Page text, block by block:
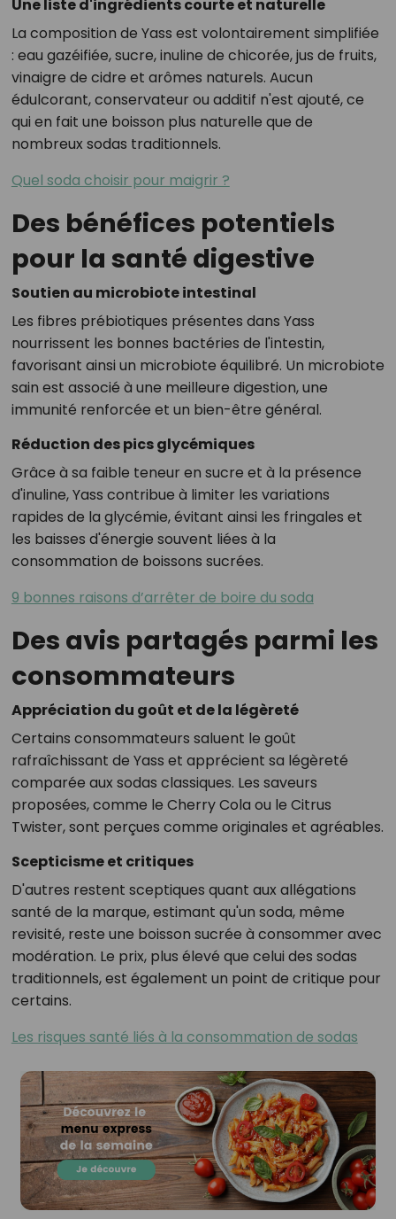
Une liste d'ingrédients courte et naturelle
La composition de Yass est volontairement simplifiée
: eau gazéifiée, sucre, inuline de chicorée, jus de fruits,
vinaigre de cidre et arômes naturels. Aucun
édulcorant, conservateur ou additif n'est ajouté, ce
qui en fait une boisson plus naturelle que de
nombreux sodas traditionnels.
Quel soda choisir pour maigrir ?
Des bénéfices potentiels
pour la santé digestive
Soutien au microbiote intestinal
Les fibres prébiotiques présentes dans Yass
nourrissent les bonnes bactéries de l'intestin,
favorisant ainsi un microbiote équilibré. Un microbiote
sain est associé à une meilleure digestion, une
immunité renforcée et un bien-être général.
Réduction des pics glycémiques
Grâce à sa faible teneur en sucre et à la présence
d'inuline, Yass contribue à limiter les variations
rapides de la glycémie, évitant ainsi les fringales et
les baisses d'énergie souvent liées à la
consommation de boissons sucrées.
9 bonnes raisons d’arrêter de boire du soda
Des avis partagés parmi les
consommateurs
Appréciation du goût et de la légèreté
Certains consommateurs saluent le goût
rafraîchissant de Yass et apprécient sa légèreté
comparée aux sodas classiques. Les saveurs
proposées, comme le Cherry Cola ou le Citrus
Twister, sont perçues comme originales et agréables.
Scepticisme et critiques
D'autres restent sceptiques quant aux allégations
santé de la marque, estimant qu'un soda, même
revisité, reste une boisson sucrée à consommer avec
modération. Le prix, plus élevé que celui des sodas
traditionnels, est également un point de critique pour
certains.
Les risques santé liés à la consommation de sodas